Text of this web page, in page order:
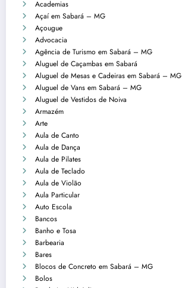
Academias
Açaí em Sabará – MG
Açougue
Advocacia
Agência de Turismo em Sabará – MG
Aluguel de Caçambas em Sabará
Aluguel de Mesas e Cadeiras em Sabará – MG
Aluguel de Vans em Sabará – MG
Aluguel de Vestidos de Noiva
Armazém
Arte
Aula de Canto
Aula de Dança
Aula de Pilates
Aula de Teclado
Aula de Violão
Aula Particular
Auto Escola
Bancos
Banho e Tosa
Barbearia
Bares
Blocos de Concreto em Sabará – MG
Bolos